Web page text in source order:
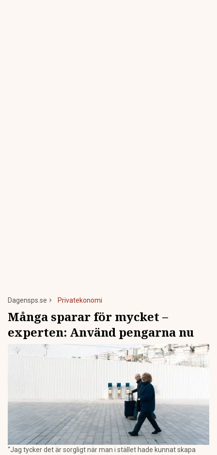
Dagensps.se Privatekonomi
Många sparar för mycket –
experten: Använd pengarna nu
“Jag tycker det är sorgligt när man i stället hade kunnat skapa